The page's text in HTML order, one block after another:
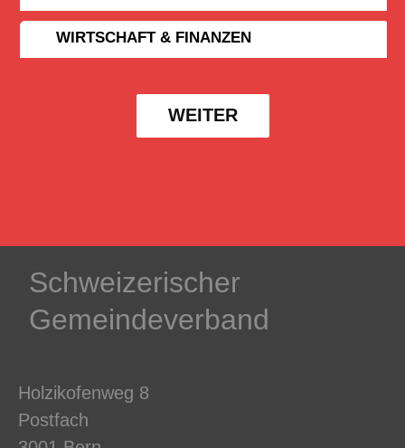
WIRTSCHAFT & FINANZEN
WEITER
Schweizerischer
Gemeindeverband
Holzikofenweg 8
Postfach